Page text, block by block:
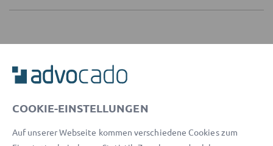
Kostenlose Updates in unserem Newsletter
Welcher Inhalt ist für Sie interessant?
Privat Geschäftlich
COOKIE-EINSTELLUNGEN
Auf unserer Webseite kommen verschiedene Cookies zum